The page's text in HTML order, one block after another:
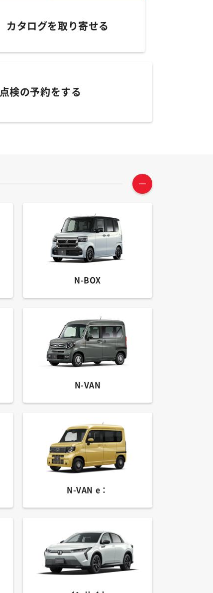
カタログを取り寄せる
点検の予約をする
N-BOX
N-VAN
N-VAN e：